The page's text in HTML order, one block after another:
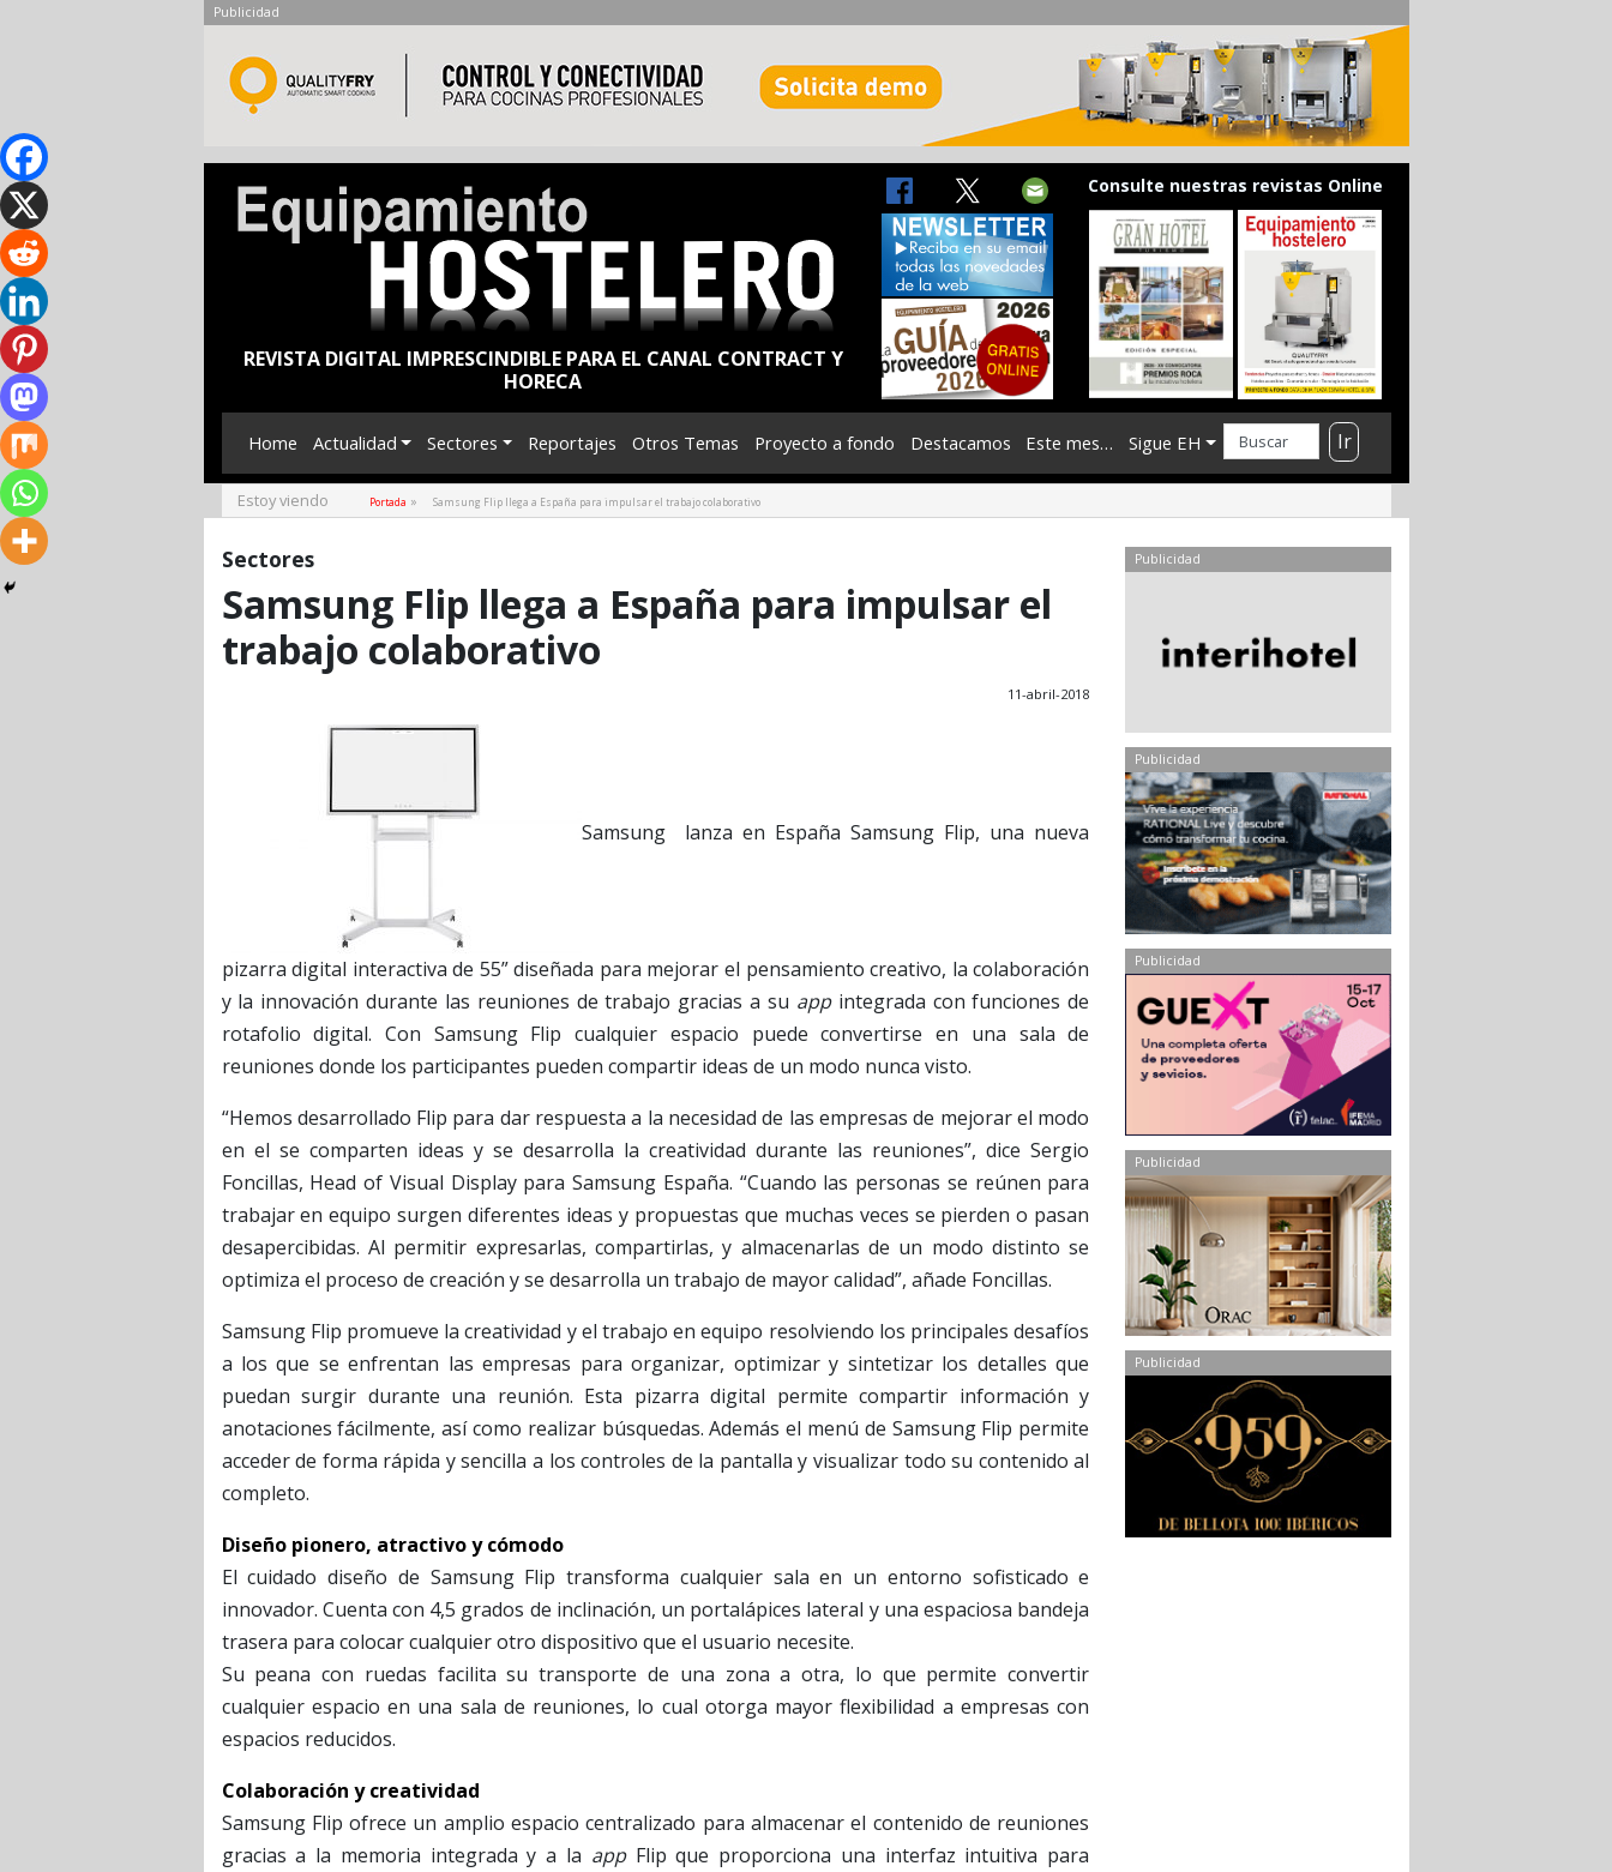
Publicidad
REVISTA DIGITAL IMPRESCINDIBLE PARA EL CANAL CONTRACT Y
HORECA
Consulte nuestras revistas Online
Home Actualidad Sectores Reportajes Otros Temas Proyecto a fondo Destacamos Este mes… Sigue EH Ir
Estoy viendo Portada » Samsung Flip llega a España para impulsar el trabajo colaborativo
Sectores
Samsung Flip llega a España para impulsar el
trabajo colaborativo
11-abril-2018
Samsung lanza en España Samsung Flip, una nueva
pizarra digital interactiva de 55” diseñada para mejorar el pensamiento creativo, la colaboración
y la innovación durante las reuniones de trabajo gracias a su appintegrada con funciones de
rotafolio digital. Con Samsung Flip cualquier espacio puede convertirse en una sala de
reuniones donde los participantes pueden compartir ideas de un modo nunca visto.
“Hemos desarrollado Flip para dar respuesta a la necesidad de las empresas de mejorar el modo
en el se comparten ideas y se desarrolla la creatividad durante las reuniones”, dice Sergio
Foncillas, Head of Visual Display para Samsung España. “Cuando las personas se reúnen para
trabajar en equipo surgen diferentes ideas y propuestas que muchas veces se pierden o pasan
desapercibidas. Al permitir expresarlas, compartirlas, y almacenarlas de un modo distinto se
optimiza el proceso de creación y se desarrolla un trabajo de mayor calidad”, añade Foncillas.
Samsung Flip promueve la creatividad y el trabajo en equipo resolviendo los principales desafíos
a los que se enfrentan las empresas para organizar, optimizar y sintetizar los detalles que
puedan surgir durante una reunión. Esta pizarra digital permite compartir información y
anotaciones fácilmente, así como realizar búsquedas. Además el menú de Samsung Flip permite
acceder de forma rápida y sencilla a los controles de la pantalla y visualizar todo su contenido al
completo.
Diseño pionero, atractivo y cómodo
El cuidado diseño de Samsung Flip transforma cualquier sala en un entorno sofisticado e
innovador. Cuenta con 4,5 grados de inclinación, un portalápices lateral y una espaciosa bandeja
trasera para colocar cualquier otro dispositivo que el usuario necesite.
Su peana con ruedas facilita su transporte de una zona a otra, lo que permite convertir
cualquier espacio en una sala de reuniones, lo cual otorga mayor flexibilidad a empresas con
espacios reducidos.
Colaboración y creatividad
Samsung Flip ofrece un amplio espacio centralizado para almacenar el contenido de reuniones
gracias a la memoria integrada y a la appFlip que proporciona una interfaz intuitiva para
Publicidad
Publicidad
Publicidad
Publicidad
Publicidad